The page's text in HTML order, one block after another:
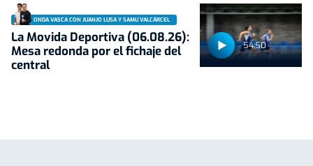
54:50
ONDA VASCA CON JUANJO LUSA Y SAMU VALCÁRCEL
La Movida Deportiva (06.08.26):
Mesa redonda por el fichaje del
central